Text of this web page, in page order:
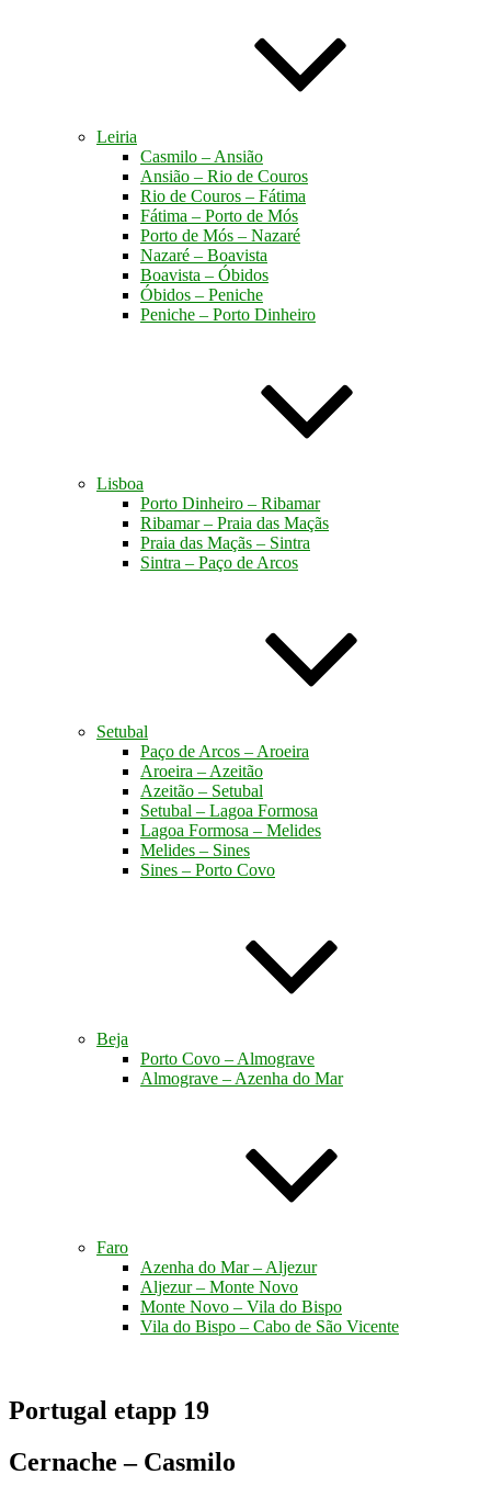
Leiria
Casmilo – Ansião
Ansião – Rio de Couros
Rio de Couros – Fátima
Fátima – Porto de Mós
Porto de Mós – Nazaré
Nazaré – Boavista
Boavista – Óbidos
Óbidos – Peniche
Peniche – Porto Dinheiro
Lisboa
Porto Dinheiro – Ribamar
Ribamar – Praia das Maçãs
Praia das Maçãs – Sintra
Sintra – Paço de Arcos
Setubal
Paço de Arcos – Aroeira
Aroeira – Azeitão
Azeitão – Setubal
Setubal – Lagoa Formosa
Lagoa Formosa – Melides
Melides – Sines
Sines – Porto Covo
Beja
Porto Covo – Almograve
Almograve – Azenha do Mar
Faro
Azenha do Mar – Aljezur
Aljezur – Monte Novo
Monte Novo – Vila do Bispo
Vila do Bispo – Cabo de São Vicente
Portugal etapp 19
Cernache – Casmilo